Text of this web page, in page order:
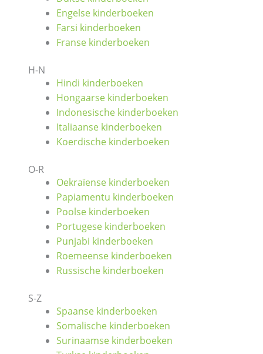
Engelse kinderboeken
Farsi kinderboeken
Franse kinderboeken
H-N
Hindi kinderboeken
Hongaarse kinderboeken
Indonesische kinderboeken
Italiaanse kinderboeken
Koerdische kinderboeken
O-R
Oekraïense kinderboeken
Papiamentu kinderboeken
Poolse kinderboeken
Portugese kinderboeken
Punjabi kinderboeken
Roemeense kinderboeken
Russische kinderboeken
S-Z
Spaanse kinderboeken
Somalische kinderboeken
Surinaamse kinderboeken